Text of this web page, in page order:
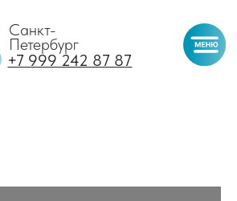
242 87 87